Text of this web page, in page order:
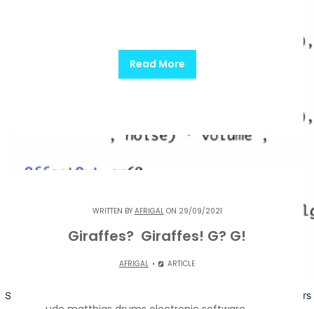
Read More
WRITTEN BY AFRIGALON 29/09/2021
Giraffes? Giraffes! G? G!
AFRIGAL ARTICLE